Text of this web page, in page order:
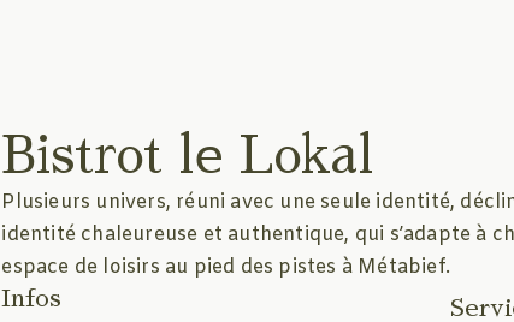
Bistrot le Lokal
Plusieurs univers, réuni avec une seule identité,
identité chaleureuse et authentique, qui s’adapte à
espace de loisirs au pied des pistes à Métabief.
Infos